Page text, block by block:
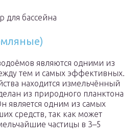
для бассейна
являются одними из
тем и самых эффективных.
находится измельчённый
из природного планктона
является одним из самых
средств, так как может
частицы в 3–5